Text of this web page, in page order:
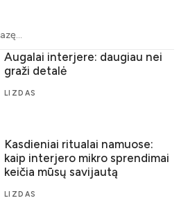
Augalai interjere: daugiau nei
graži detalė
LIZDAS
Kasdieniai ritualai namuose:
kaip interjero mikro sprendimai
keičia mūsų savijautą
LIZDAS